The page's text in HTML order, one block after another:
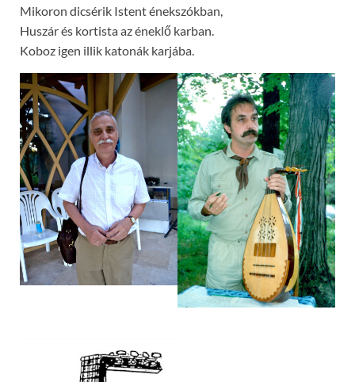
Mikoron dicsérik Istent énekszókban,
Huszár és kortista az éneklő karban.
Koboz igen illik katonák karjába.